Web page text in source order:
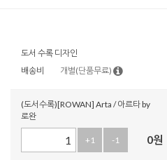
도서 수록 디자인
배송비
개별(단품무료)
(도서수록)[ROWAN] Arta / 아르타 by
로완
+1 -1 0원